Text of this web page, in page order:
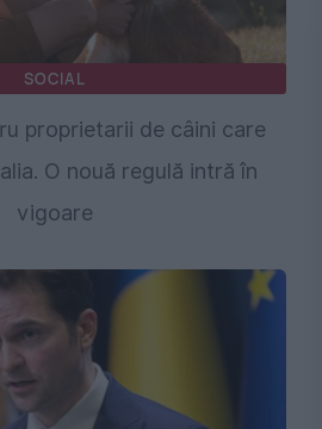
SOCIAL
proprietarii de câini care
O nouă regulă intră în
vigoare